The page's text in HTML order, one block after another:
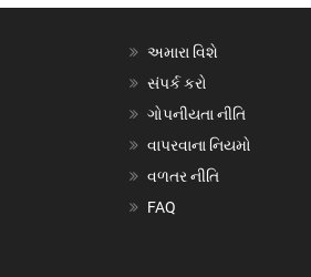
અમારા વિશે
સંપર્ક કરો
ગોપનીયતા નીતિ
વાપરવાના નિયમો
વળતર નીતિ
FAQ